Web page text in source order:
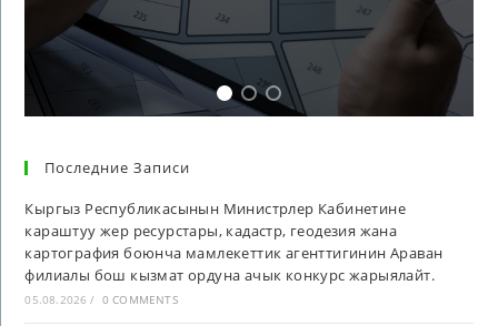
Последние Записи
Кыргыз Республикасынын Министрлер Кабинетине
караштуу жер ресурстары, кадастр, геодезия жана
картография боюнча мамлекеттик агенттигинин Араван
филиалы бош кызмат ордуна ачык конкурс жарыялайт.
05.08.2026 / 0 COMMENTS